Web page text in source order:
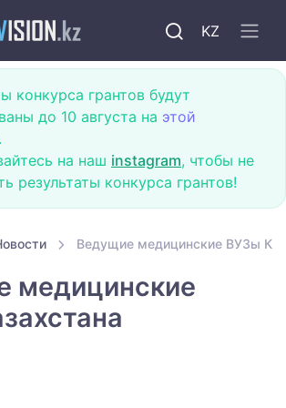
KZ
конкурса грантов будут
до 10 августа на этой
.
на наш instagram, чтобы не
результаты конкурса грантов!
Ведущие медицинские ВУЗы
медицинские